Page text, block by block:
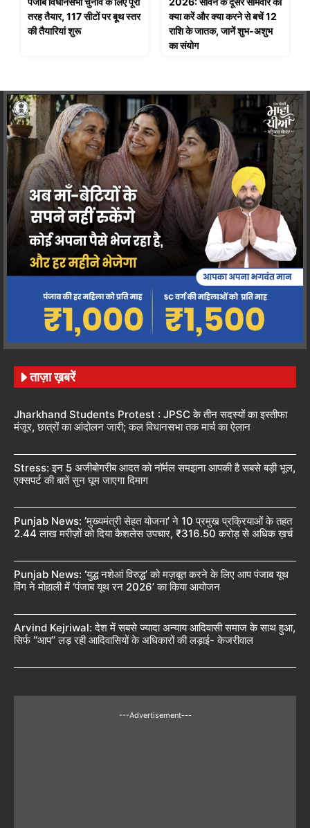
तरह तैयार, 117 सीटों पर बूथ स्तर
की तैयारियां शुरू
क्या करें और क्या करने से बचें 12
राशि के जातक, जानें शुभ-अशुभ
का संयोग
ताज़ा ख़बरें
Jharkhand Students Protest : JPSC के तीन सदस्यों का इस्तीफा
मंजूर, छात्रों का आंदोलन जारी; कल विधानसभा तक मार्च का ऐलान
Stress: इन 5 अजीबोगरीब आदत को नॉर्मल समझना आपकी है सबसे बड़ी भूल,
एक्सपर्ट की बातें सुन घूम जाएगा दिमाग
Punjab News: ’मुख्यमंत्री सेहत योजना’ ने 10 प्रमुख प्रक्रियाओं के तहत
2.44 लाख मरीज़ों को दिया कैशलेस उपचार, ₹316.50 करोड़ से अधिक ख़र्च
Punjab News: ‘युद्ध नशेआं विरुद्ध’ को मज़बूत करने के लिए आप पंजाब यूथ
विंग ने मोहाली में ‘पंजाब यूथ रन 2026’ का किया आयोजन
Arvind Kejriwal: देश में सबसे ज्यादा अन्याय आदिवासी समाज के साथ हुआ,
सिर्फ ‘‘आप’’ लड़ रही आदिवासियों के अधिकारों की लड़ाई- केजरीवाल
---Advertisement---